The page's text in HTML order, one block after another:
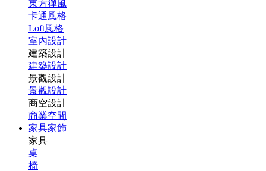
東方禪風
卡通風格
Loft風格
室內設計
建築設計
建築設計
景觀設計
景觀設計
商空設計
商業空間
家具家飾
家具
桌
椅